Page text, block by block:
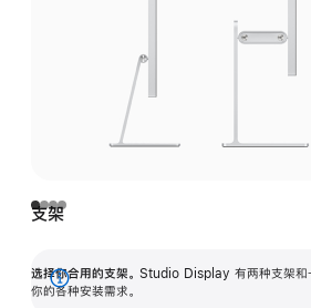
支架
选择你合用的支架。 Studio Display 有两种支架和
你的各种安装需求。
展